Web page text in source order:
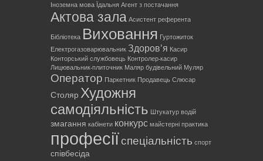
Іноземна мова Їдальня Агент з постачання
Актова зала Асистент референта
Бібліотека Виховання Гуртожиток
Електрогазоварювальник Здоров'я Касир
Конторський службовець Контролер-касир
Лицювальник-плиточник Маляр будівельний Муляр
Оператор Паркетник Продавець Слюсар
Столяр Художня
самодіяльність Штукатур водій
змагання кабінети конкурс майстерні практика
професіїспеціальність спорт
співбесіда